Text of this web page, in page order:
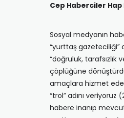
Cep Haberciler
Sosyal medyanın
“yurttaş gazeteciliği”
“doğruluk,
çöplüğüne
amaçlara hizmet
“trol” adını
habere inanıp